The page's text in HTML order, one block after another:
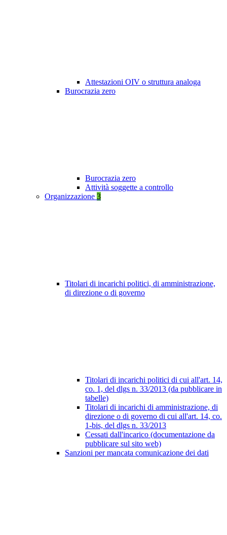
Attestazioni OIV o struttura analoga
Burocrazia zero
Burocrazia zero
Attività soggette a controllo
Organizzazione 3
Titolari di incarichi politici, di amministrazione,
di direzione o di governo
Titolari di incarichi politici di cui all'art. 14,
co. 1, del dlgs n. 33/2013 (da pubblicare in
tabelle)
Titolari di incarichi di amministrazione, di
direzione o di governo di cui all'art. 14, co.
1-bis, del dlgs n. 33/2013
Cessati dall'incarico (documentazione da
pubblicare sul sito web)
Sanzioni per mancata comunicazione dei dati